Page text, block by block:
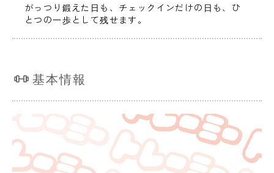
がっつり鍛えた日も、チェックインだけの日も、ひ
とつの一歩として残せます。
基本情報